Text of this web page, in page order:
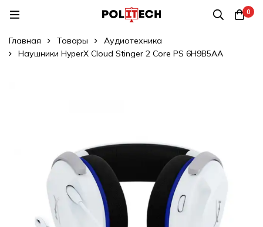
0
Главная Товары
Аудиотехника
Наушники HyperX Cloud Stinger 2 Core PS 6H9B5AA